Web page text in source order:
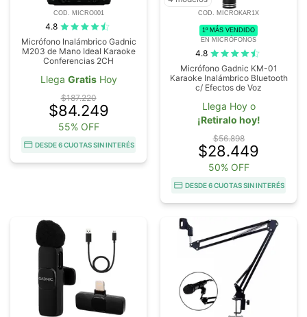
COD. MICRO001
4.8
Micrófono Inalámbrico Gadnic
M203 de Mano Ideal Karaoke
Conferencias 2CH
Llega GratisHoy
$187.220
$84.249
55% OFF
DESDE 6 CUOTAS SIN INTERÉS
COD. MICROKAR1X
1º MÁS VENDIDO
EN MICRÓFONOS
4.8
Micrófono Gadnic KM-01
Karaoke Inalámbrico Bluetooth
c/ Efectos de Voz
Llega Hoy o
¡Retiralo hoy!
$56.898
$28.449
50% OFF
DESDE 6 CUOTAS SIN INTERÉS